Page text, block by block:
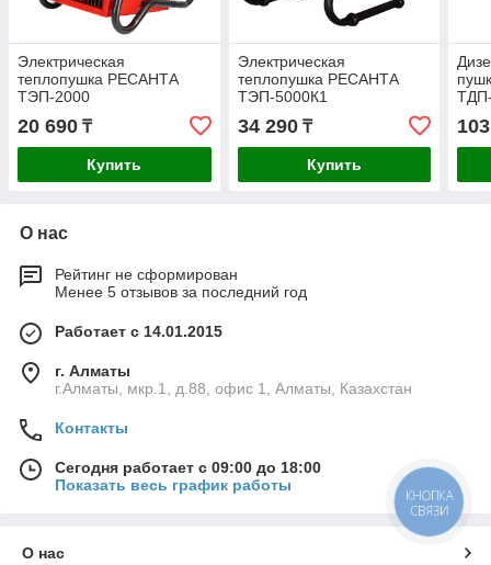
Электрическая
теплопушка РЕСАНТА
ТЭП-2000
20 690 ₸
Купить
Электрическая
теплопушка РЕСАНТА
ТЭП-5000К1
34 290₸
Купить
О нас
Рейтинг не сформирован
Менее 5 отзывов за последний год
Работает с 14.01.2015
г. Алматы
г.Алматы, мкр.1, д.88, офис 1, Алматы, Казахстан
Контакты
Сегодня работает с 09:00 до 18:00
Показать весь график работы
О нас
КНОПКА
СВЯЗИ